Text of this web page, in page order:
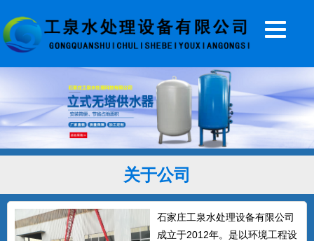
关于公司
石家庄工泉水处理设备有限公司
成立于2012年。是以环境工程设
20T无塔供水器